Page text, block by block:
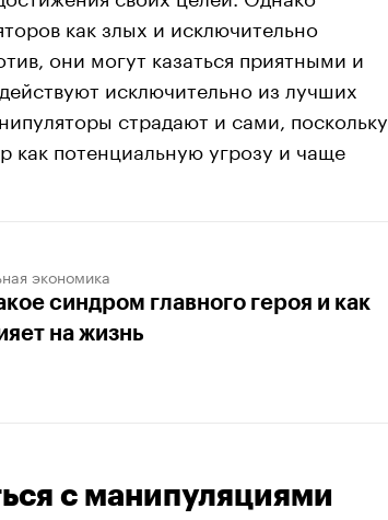
как злых и исключительно
они могут казаться приятными и
исключительно из лучших
страдают и сами, поскольку
потенциальную угрозу и чаще
экономика
синдром главного героя и как
на жизнь
с манипуляциями